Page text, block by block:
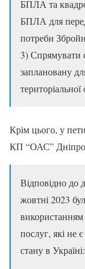
БПЛА та
БПЛА для
потреби
3) Спрямувати
заплановану
Крім цього, у
КП “ОАС”
Відповідно до
жовтні 2023
послуг, які не
стану в Україні: